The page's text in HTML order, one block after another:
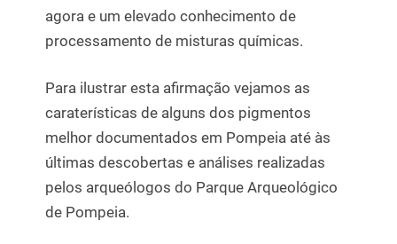
agora e um elevado conhecimento de
processamento de misturas químicas.
Para ilustrar esta afirmação vejamos as
caraterísticas de alguns dos pigmentos
melhor documentados em Pompeia até às
últimas descobertas e análises realizadas
pelos arqueólogos do Parque Arqueológico
de Pompeia.